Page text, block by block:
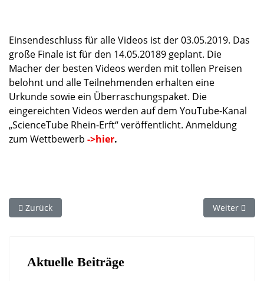
Einsendeschluss für alle Videos ist der 03.05.2019. Das
große Finale ist für den 14.05.20189 geplant. Die
Macher der besten Videos werden mit tollen Preisen
belohnt und alle Teilnehmenden erhalten eine
Urkunde sowie ein Überraschungspaket. Die
eingereichten Videos werden auf dem YouTube-Kanal
„ScienceTube Rhein-Erft“ veröffentlicht. Anmeldung
zum Wettbewerb ->hier.
Vorheriger Beitrag: Kickoff im Silverberg-Gymnasium Bedburg
Zurück Nächster
Weiter
Aktuelle Beiträge